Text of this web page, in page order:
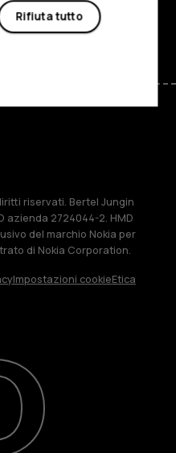
Discord
riservati. Bertel Jungin
azienda 2724044-2. HMD
del marchio Nokia per
di Nokia Corporation.
Impostazioni cookieEtica
Rifiuta tutto